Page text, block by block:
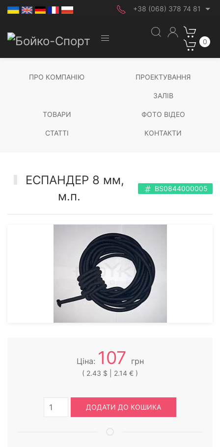
+38 (068) 378 74 81
0
ПРО КОМПАНІЮ ПРОЕКТУВАННЯ
ЗАЛІВ
ТОВАРИ ФОТО ВІДЕО
СТАТТІ КОНТАКТИ
ЕСПАНДЕР 8 мм,
м.п.
BS0844000005
Ціна: 107 грн
( 2.43 $ | 2.14 € )
ДОДАТИ ДО КОШИКА